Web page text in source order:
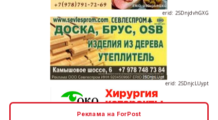
Реклама на ForPost